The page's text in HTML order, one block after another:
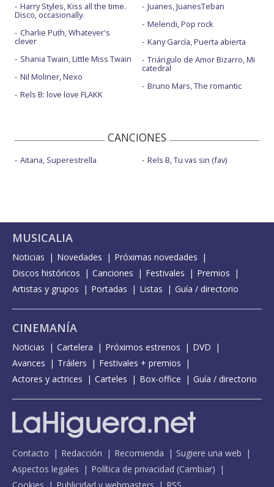
Harry Styles, Kiss all the time.
Disco, occasionally.
Charlie Puth, Whatever's
clever
Shania Twain, Little Miss Twain
Nil Moliner, Nexo
Rels B: love love FLAKK
Juanes, JuanesTeban
Melendi, Pop rock
Kany García, Puerta abierta
Triángulo de Amor Bizarro, Mi
catedral
Bruno Mars, The romantic
CANCIONES
Aitana, Superestrella Rels B, Tu vas sin (fav)
MUSICALIA
Noticias Novedades
Próximas novedades
Discos históricos
Canciones Festivales
Premios
Artistas y grupos
Portadas Listas Guía / directorio
CINEMANÍA
Noticias Cartelera Próximos estrenos
DVD
Avances
Tráilers
Festivales + premios
Actores y actrices
Carteles Box-office Guía / directorio
Contacto Redacción Recomienda
Sugiere una web
Aspectos legales
Política de privacidad (Cambiar)